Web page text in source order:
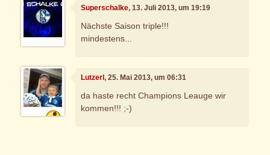
Superschalke, 13. Juli 2013, um 19:19
Nächste Saison triple!!!
mindestens...
Lutzerl, 25. Mai 2013, um 06:31
da haste recht Champions Leauge wir
kommen!!! ;-)